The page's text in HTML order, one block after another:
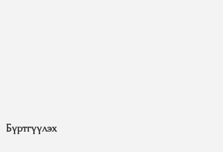
Бүртгүүлэх